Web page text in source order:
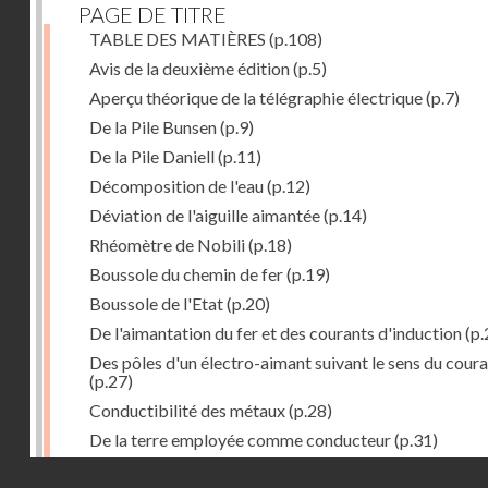
PAGE DE TITRE
TABLE DES MATIÈRES (p.108)
Avis de la deuxième édition(p.5)
Aperçu théorique de la télégraphie électrique(p.7)
De la Pile Bunsen(p.9)
De la Pile Daniell(p.11)
Décomposition de l'eau(p.12)
Déviation de l'aiguille aimantée(p.14)
Rhéomètre de Nobili(p.18)
Boussole du chemin de fer(p.19)
Boussole de l'Etat(p.20)
De l'aimantation du fer et des courants d'induction
Des pôles d'un électro-aimant suivant le sens du
(p.27)
Conductibilité des métaux(p.28)
De la terre employée comme conducteur(p.31)